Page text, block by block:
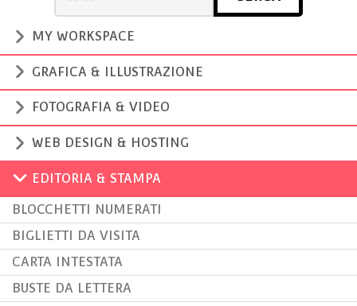
MY WORKSPACE
GRAFICA & ILLUSTRAZIONE
FOTOGRAFIA & VIDEO
WEB DESIGN & HOSTING
EDITORIA & STAMPA
BLOCCHETTI NUMERATI
BIGLIETTI DA VISITA
CARTA INTESTATA
BUSTE DA LETTERA